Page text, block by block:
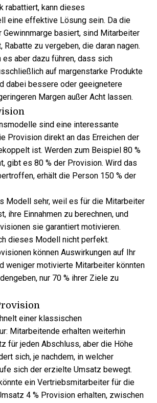
rabattiert, kann dieses
eine effektive Lösung sein. Da die
Gewinnmarge basiert, sind Mitarbeiter
Rabatte zu vergeben, die daran nagen.
es aber dazu führen, dass sich
auf margenstarke Produkte
dabei bessere oder geeignetere
Margen außer Acht lassen.
sind eine interessante
Provision direkt an das Erreichen der
ist. Werden zum Beispiel 80 %
gibt es 80 % der Provision. Wird das
erhält die Person 150 % der
Modell sehr, weil es für die Mitarbeiter
ihre Einnahmen zu berechnen, und
sie garantiert motivieren.
dieses Modell nicht perfekt.
können Auswirkungen auf Ihr
weniger motivierte Mitarbeiter könnten
nur 70 % ihrer Ziele zu
einer klassischen
Mitarbeitende erhalten weiterhin
für jeden Abschluss, aber die Höhe
sich, je nachdem, in welcher
sich der erzielte Umsatz bewegt.
ein Vertriebsmitarbeiter für die
4 % Provision erhalten, zwischen